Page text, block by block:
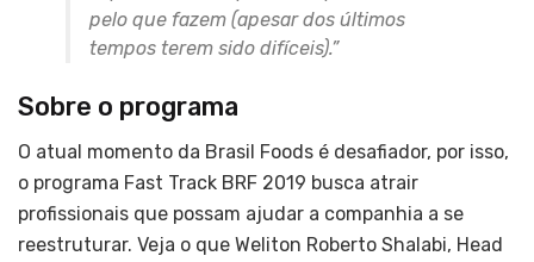
pelo que fazem (apesar dos últimos
tempos terem sido difíceis).”
Sobre o programa
O atual momento da Brasil Foods é desafiador, por isso,
o programa Fast Track BRF 2019 busca atrair
profissionais que possam ajudar a companhia a se
reestruturar. Veja o que Weliton Roberto Shalabi, Head